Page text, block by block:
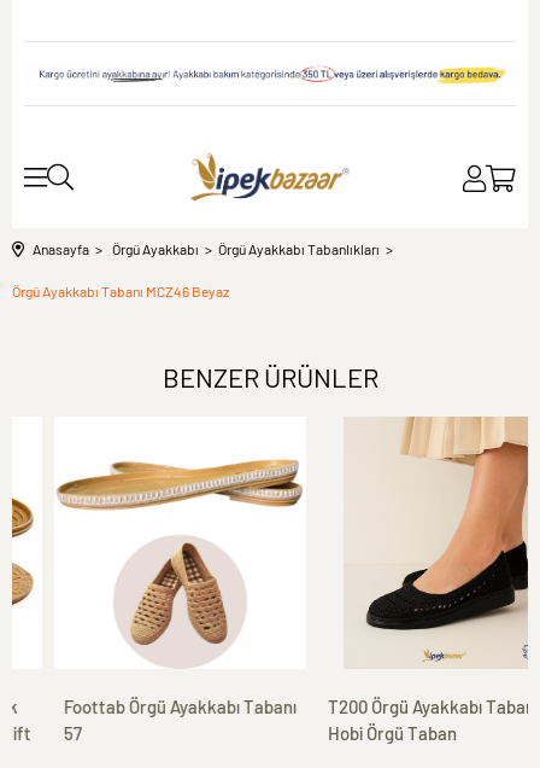
Anasayfa Örgü Ayakkabı Örgü Ayakkabı Tabanlıkları
Örgü Ayakkabı Tabanı MCZ46 Beyaz
BENZER ÜRÜNLER
Foottab Örgü Ayakkabı Tabanı
57
T200 Örgü Ayakkabı Tabanı,
Hobi Örgü Taban